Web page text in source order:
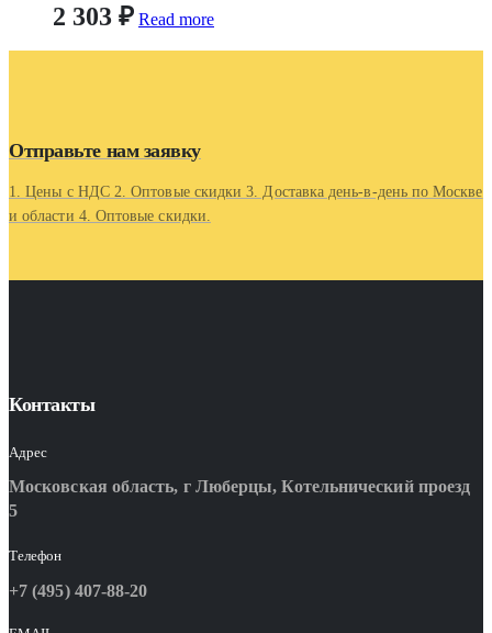
2 303 ₽ Read more
Отправьте нам заявку
1. Цены с НДС 2. Оптовые скидки 3. Доставка день-в-день по Москве
и области 4. Оптовые скидки.
Контакты
Адрес
Московская область, г Люберцы, Котельнический проезд
5
Телефон
+7 (495) 407-88-20